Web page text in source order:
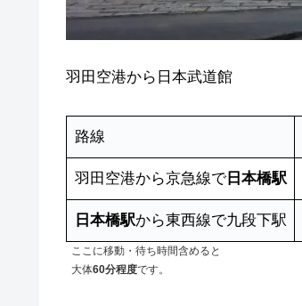
羽田空港から日本武道館
路線
羽田空港から京急線で日本橋駅
日本橋駅から東西線で九段下駅
ここに移動・待ち時間含めると
大体60分程度です。